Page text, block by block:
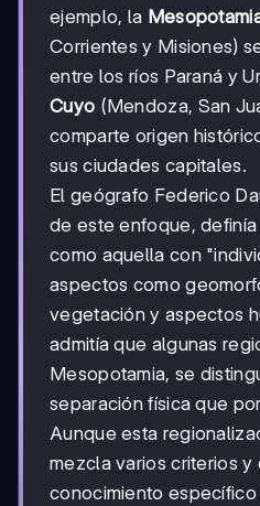
ejemplo, la
Corrientes y Misiones)
entre los ríos Paraná y
Cuyo (Mendoza, San
comparte origen
sus ciudades capitales.
El geógrafo Federico
de este enfoque,
como aquella con
aspectos como
vegetación y aspectos
admitía que algunas
Mesopotamia, se
separación física que
Aunque esta
mezcla varios criterios y
conocimiento